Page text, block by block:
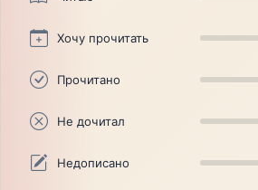
Хочу прочитать
Прочитано
Не дочитал
Недописано